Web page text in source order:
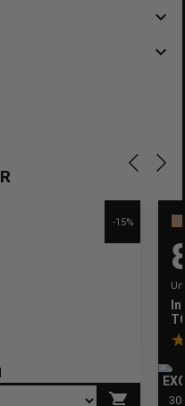
navigate_before
navigate_before
-15%
shopping_cart